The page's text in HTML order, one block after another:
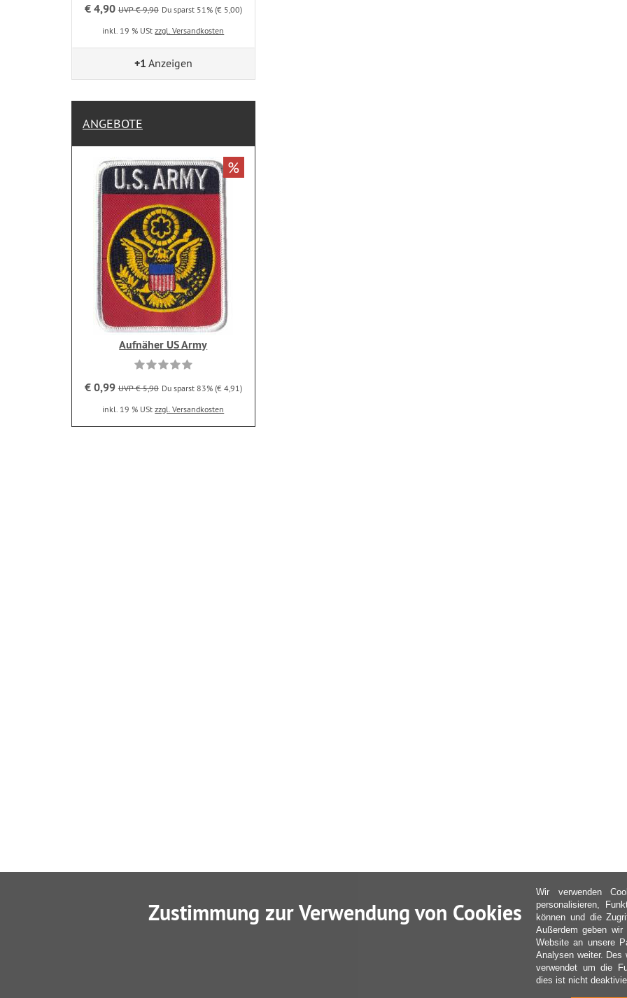
€ 4,90 UVP € 9,90 Du sparst 51% (€ 5,00)
inkl. 19 % UStzzgl. Versandkosten
+1 Anzeigen
ANGEBOTE
Aufnäher US Army
€ 0,99 UVP € 5,90 Du sparst 83% (€ 4,91)
inkl. 19 % UStzzgl. Versandkosten
%
Zustimmung zur Verwendung von Cookies
Wir verwenden
personalisieren,
können und die
Außerdem geben
Website an unsere
Analysen weiter. Des
verwendet um die
dies ist nicht